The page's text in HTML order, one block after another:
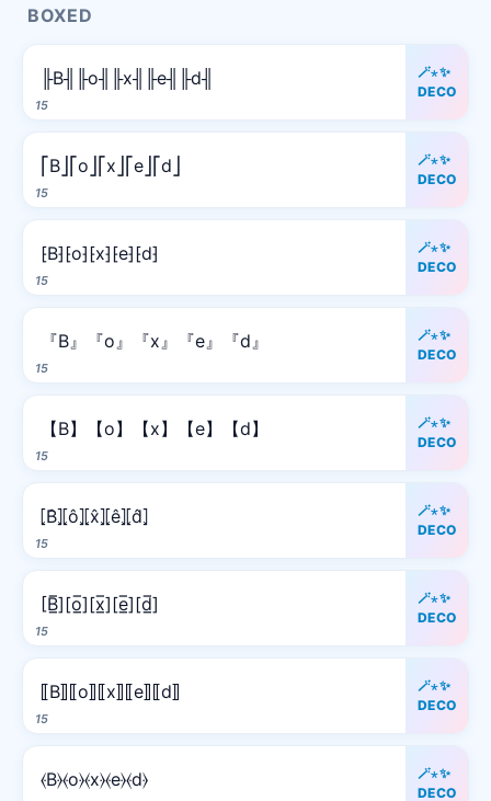
BOXED
15
╟B╢╟o╢╟x╢╟e╢╟d╢
🪄⋆✨
DECO
15
⎡B⎦⎡o⎦⎡x⎦⎡e⎦⎡d⎦
🪄⋆✨
DECO
15
⁅B⁆⁅o⁆⁅x⁆⁅e⁆⁅d⁆
🪄⋆✨
DECO
15
『B』『o』『x』『e』『d』
🪄⋆✨
DECO
15
【B】【o】【x】【e】【d】
🪄⋆✨
DECO
15
⦏B̂⦎⦏ô⦎⦏x̂⦎⦏ê⦎⦏d̂⦎
🪄⋆✨
DECO
15
[B̲̅][o̲̅][x̲̅][e̲̅][d̲̅]
🪄⋆✨
DECO
15
⟦B⟧⟦o⟧⟦x⟧⟦e⟧⟦d⟧
🪄⋆✨
DECO
⦑B⦒⦑o⦒⦑x⦒⦑e⦒⦑d⦒
🪄⋆✨
DECO